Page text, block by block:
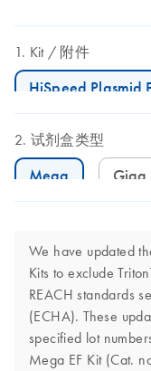
Kit 附件
HiSpeed Plasmid
试剂盒类型
Mega Giga
We have updated
Kits to exclude
REACH standards
(ECHA). These
specified lot
Mega EF Kit (Cat.